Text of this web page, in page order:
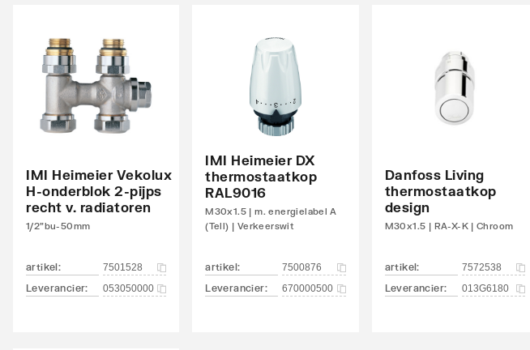
Aansluitcombi 45 bovenzijde links/bovenzijde
rechts
Aansluitcombi 48 bovenzijde links/onderzijde
rechts
Aansluitcombi 58 bovenzijde
rechts/onderzijde rechts
linksonder
IMI Heimeier Vekolux
H-onderblok 2-pijps
recht v. radiatoren
1/2"bu-50mm
artikel: 7501528
Leverancier: 053050000
IMI Heimeier DX
thermostaatkop
RAL9016
M30x1.5 | m. energielabel A
(Tell) | Verkeerswit
artikel: 7500876
Leverancier: 670000500
Danfoss Living
thermostaatkop
design
M30x1.5 | RA-X-K | Chroom
artikel: 7572538
Leverancier: 013G6180